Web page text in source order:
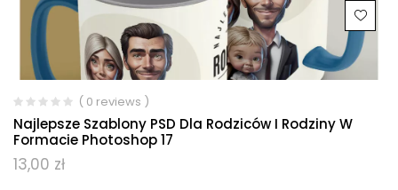
( 0 reviews )
Najlepsze Szablony PSD Dla Rodziców I Rodziny W
Formacie Photoshop 17
13,00 zł